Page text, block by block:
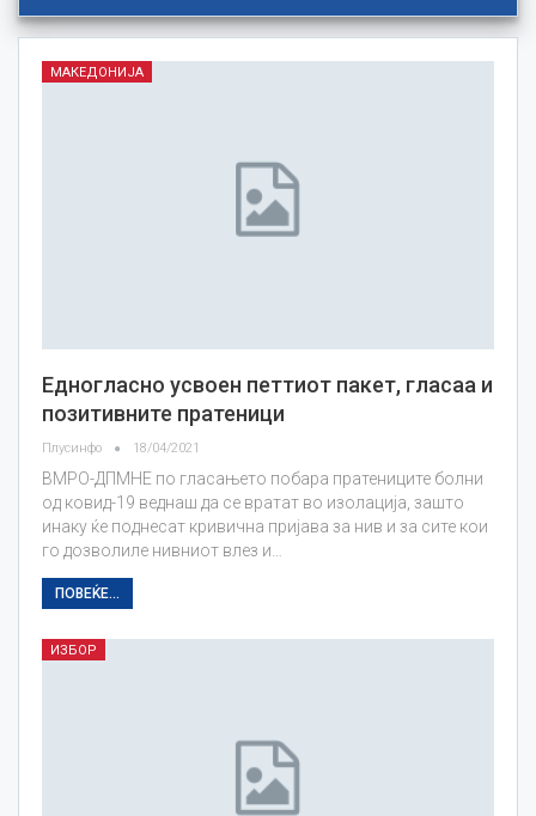
МАКЕДОНИЈА
Едногласно усвоен петтиот пакет, гласаа и
позитивните пратеници
Плусинфо 18/04/2021
ВМРО-ДПМНЕ по гласањето побара пратениците болни
од ковид-19 веднаш да се вратат во изолација, зашто
инаку ќе поднесат кривична пријава за нив и за сите кои
го дозволиле нивниот влез и…
ПОВЕЌЕ...
ИЗБОР